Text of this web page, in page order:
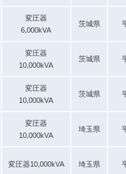
変圧器
6,000kVA
茨城県
変圧器
10,000kVA
茨城県
変圧器
10,000kVA
茨城県
変圧器
10,000kVA
埼玉県
変圧器10,000kVA 埼玉県